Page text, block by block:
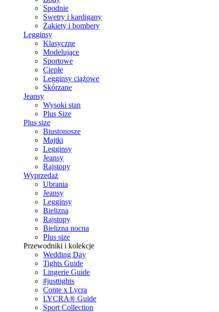
Spodnie
Swetry i kardigany
Żakiety i bombery
Legginsy
Klasyczne
Modelujące
Sportowe
Ciepłe
Legginsy ciążowe
Skórzane
Jeansy
Wysoki stan
Plus Size
Plus size
Biustonosze
Majtki
Legginsy
Jeansy
Rajstopy
Wyprzedaż
Ubrania
Jeansy
Legginsy
Bielizna
Rajstopy
Bielizna nocna
Plus size
Przewodniki i kolekcje
Wedding Day
Tights Guide
Lingerie Guide
#justtights
Conte x Lycra
LYCRA® Guide
Sport Сollection